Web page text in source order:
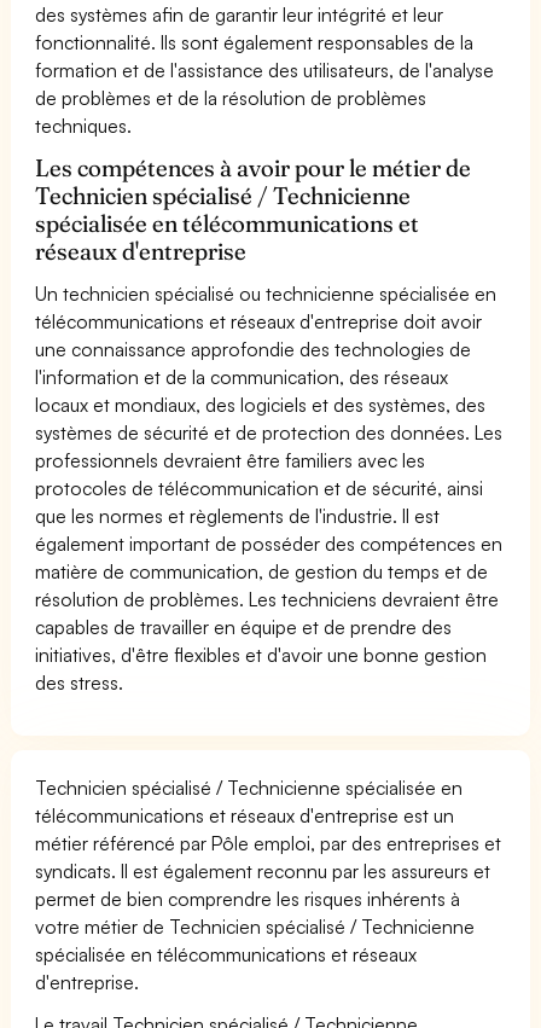
des systèmes afin de garantir leur intégrité et leur
fonctionnalité. Ils sont également responsables de la
formation et de l'assistance des utilisateurs, de l'analyse
de problèmes et de la résolution de problèmes
techniques.
Les compétences à avoir pour le métier de
Technicien spécialisé / Technicienne
spécialisée en télécommunications et
réseaux d'entreprise
Un technicien spécialisé ou technicienne spécialisée en
télécommunications et réseaux d'entreprise doit avoir
une connaissance approfondie des technologies de
l'information et de la communication, des réseaux
locaux et mondiaux, des logiciels et des systèmes, des
systèmes de sécurité et de protection des données. Les
professionnels devraient être familiers avec les
protocoles de télécommunication et de sécurité, ainsi
que les normes et règlements de l'industrie. Il est
également important de posséder des compétences en
matière de communication, de gestion du temps et de
résolution de problèmes. Les techniciens devraient être
capables de travailler en équipe et de prendre des
initiatives, d'être flexibles et d'avoir une bonne gestion
des stress.
Technicien spécialisé / Technicienne spécialisée en
télécommunications et réseaux d'entreprise est un
métier référencé par Pôle emploi, par des entreprises et
syndicats. Il est également reconnu par les assureurs et
permet de bien comprendre les risques inhérents à
votre métier de Technicien spécialisé / Technicienne
spécialisée en télécommunications et réseaux
d'entreprise.